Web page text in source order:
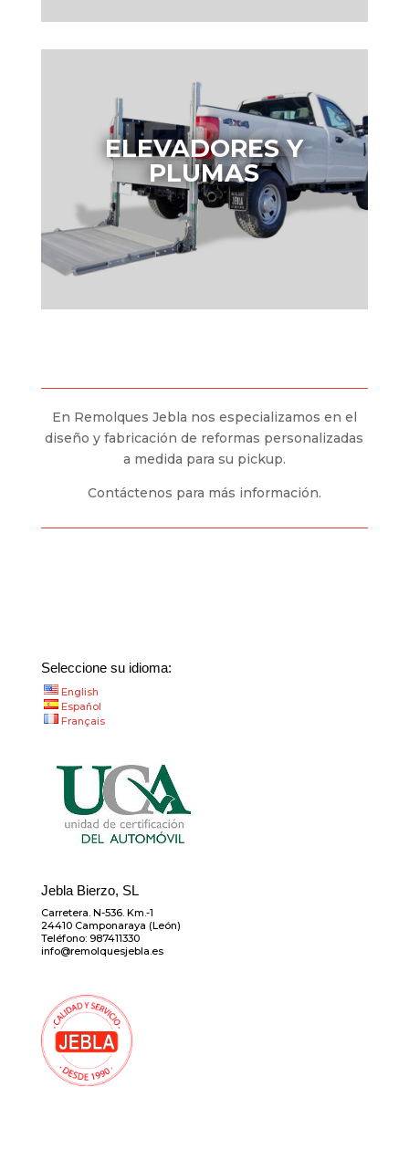
ELEVADORES Y
PLUMAS
En Remolques Jebla nos especializamos en el
diseño y fabricación de reformas personalizadas
a medida para su pickup.
Contáctenos para más información.
Seleccione su idioma:
English
Español
Français
Jebla Bierzo, SL
Carretera. N-536. Km.-1
24410 Camponaraya (León)
Teléfono: 987411330
info@remolquesjebla.es